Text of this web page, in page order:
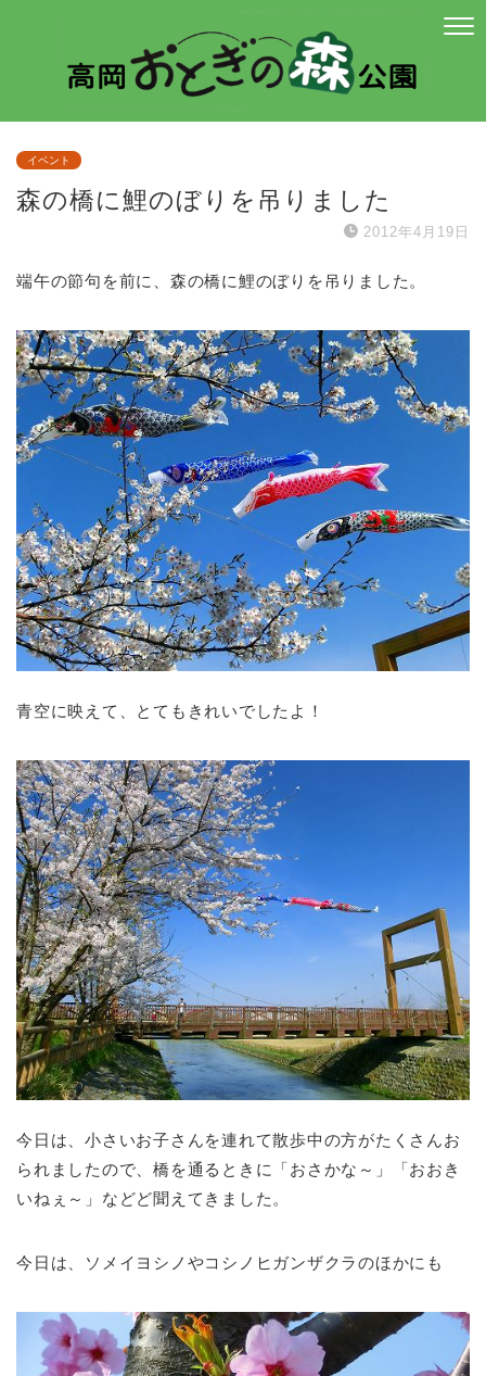
イベント
森の橋に鯉のぼりを吊りました
2012年4月19日
端午の節句を前に、森の橋に鯉のぼりを吊りました。
青空に映えて、とてもきれいでしたよ！
今日は、小さいお子さんを連れて散歩中の方がたくさんお
られましたので、橋を通るときに「おさかな～」「おおき
いねぇ～」などど聞えてきました。
今日は、ソメイヨシノやコシノヒガンザクラのほかにも